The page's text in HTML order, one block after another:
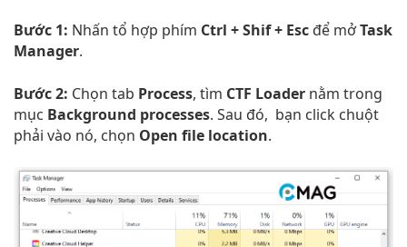
Bước 1: Nhấn tổ hợp phím Ctrl + Shif + Esc để mởTask
Manager.
Bước 2: Chọn tab Process, tìm CTF Loader nằm trong
mục Background processes. Sau đó, bạn click chuột
phải vào nó, chọn Open file location.